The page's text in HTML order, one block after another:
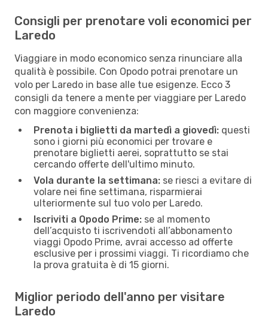
Consigli per prenotare voli economici per
Laredo
Viaggiare in modo economico senza rinunciare alla
qualità è possibile. Con Opodo potrai prenotare un
volo per Laredo in base alle tue esigenze. Ecco 3
consigli da tenere a mente per viaggiare per Laredo
con maggiore convenienza:
Prenota i biglietti da martedì a giovedì: questi
sono i giorni più economici per trovare e
prenotare biglietti aerei, soprattutto se stai
cercando offerte dell'ultimo minuto.
Vola durante la settimana: se riesci a evitare di
volare nei fine settimana, risparmierai
ulteriormente sul tuo volo per Laredo.
Iscriviti a Opodo Prime: se al momento
dell’acquisto ti iscrivendoti all’abbonamento
viaggi Opodo Prime, avrai accesso ad offerte
esclusive per i prossimi viaggi. Ti ricordiamo che
la prova gratuita è di 15 giorni.
Miglior periodo dell'anno per visitare
Laredo